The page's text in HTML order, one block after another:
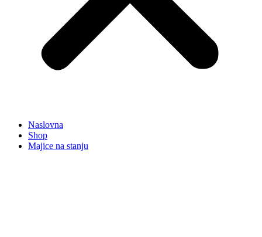
Naslovna
Shop
Majice na stanju